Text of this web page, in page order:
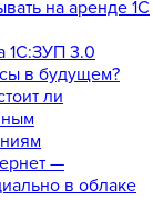
на аренде 1С
1С:ЗУП 3.0
в будущем?
ли
—
в облаке